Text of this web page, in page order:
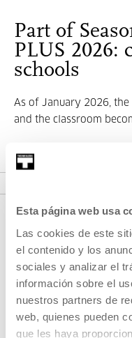
Esta página web usa
Las cookies de este
el contenido y los
sociales y analizar el
información sobre el
nuestros partners de
web, quienes pueden
que les haya
Part of
PLUS 2026:
schools
As of January 2026, the
and the classroom
VER SEASONS